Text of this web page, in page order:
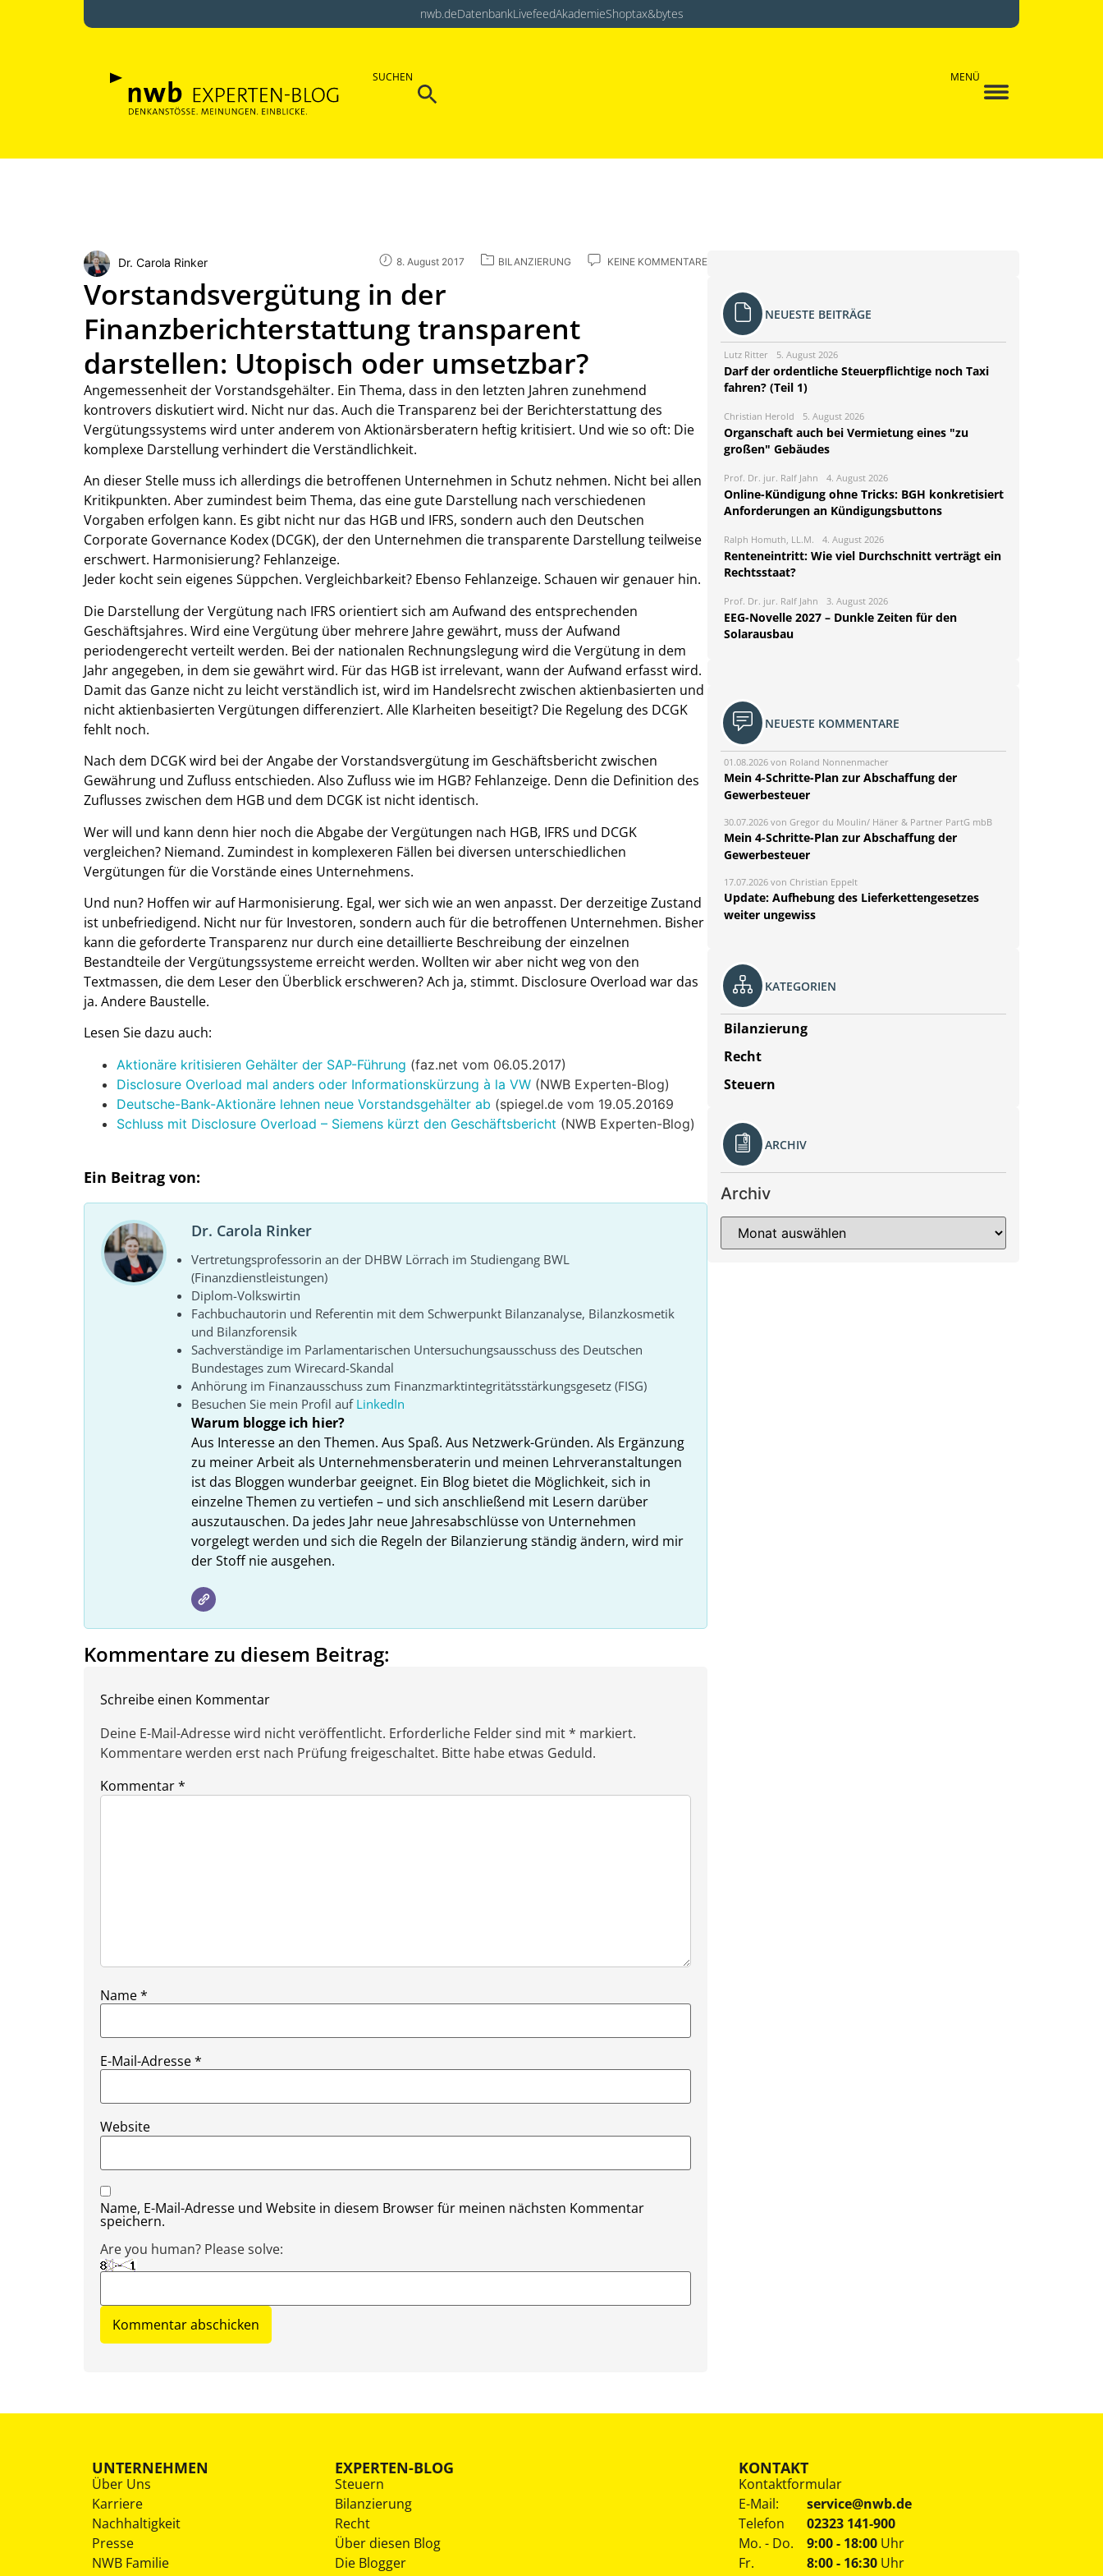
nwb.deDatenbankLivefeedAkademieShoptax&bytes
SUCHEN
Search
MENÜ
Dr. Carola Rinker 8. August 2017 BILANZIERUNG KEINE KOMMENTARE
Vorstandsvergütung in der
Finanzberichterstattung transparent
darstellen: Utopisch oder umsetzbar?
Angemessenheit der Vorstandsgehälter. Ein Thema, dass in den letzten Jahren zunehmend
kontrovers diskutiert wird. Nicht nur das. Auch die Transparenz bei der Berichterstattung des
Vergütungssystems wird unter anderem von Aktionärsberatern heftig kritisiert. Und wie so oft: Die
komplexe Darstellung verhindert die Verständlichkeit.
An dieser Stelle muss ich allerdings die betroffenen Unternehmen in Schutz nehmen. Nicht bei allen
Kritikpunkten. Aber zumindest beim Thema, das eine gute Darstellung nach verschiedenen
Vorgaben erfolgen kann. Es gibt nicht nur das HGB und IFRS, sondern auch den Deutschen
Corporate Governance Kodex (DCGK), der den Unternehmen die transparente Darstellung teilweise
erschwert. Harmonisierung? Fehlanzeige.
Jeder kocht sein eigenes Süppchen. Vergleichbarkeit? Ebenso Fehlanzeige. Schauen wir genauer hin.
Die Darstellung der Vergütung nach IFRS orientiert sich am Aufwand des entsprechenden
Geschäftsjahres. Wird eine Vergütung über mehrere Jahre gewährt, muss der Aufwand
periodengerecht verteilt werden. Bei der nationalen Rechnungslegung wird die Vergütung in dem
Jahr angegeben, in dem sie gewährt wird. Für das HGB ist irrelevant, wann der Aufwand erfasst wird.
Damit das Ganze nicht zu leicht verständlich ist, wird im Handelsrecht zwischen aktienbasierten und
nicht aktienbasierten Vergütungen differenziert. Alle Klarheiten beseitigt? Die Regelung des DCGK
fehlt noch.
Nach dem DCGK wird bei der Angabe der Vorstandsvergütung im Geschäftsbericht zwischen
Gewährung und Zufluss entschieden. Also Zufluss wie im HGB? Fehlanzeige. Denn die Definition des
Zuflusses zwischen dem HGB und dem DCGK ist nicht identisch.
Wer will und kann denn hier noch die Abgabe der Vergütungen nach HGB, IFRS und DCGK
vergleichen? Niemand. Zumindest in komplexeren Fällen bei diversen unterschiedlichen
Vergütungen für die Vorstände eines Unternehmens.
Und nun? Hoffen wir auf Harmonisierung. Egal, wer sich wie an wen anpasst. Der derzeitige Zustand
ist unbefriedigend. Nicht nur für Investoren, sondern auch für die betroffenen Unternehmen. Bisher
kann die geforderte Transparenz nur durch eine detaillierte Beschreibung der einzelnen
Bestandteile der Vergütungssysteme erreicht werden. Wollten wir aber nicht weg von den
Textmassen, die dem Leser den Überblick erschweren? Ach ja, stimmt. Disclosure Overload war das
ja. Andere Baustelle.
Lesen Sie dazu auch:
Aktionäre kritisieren Gehälter der SAP-Führung (faz.net vom 06.05.2017)
Disclosure Overload mal anders oder Informationskürzung à la VW (NWB Experten-Blog)
Deutsche-Bank-Aktionäre lehnen neue Vorstandsgehälter ab (spiegel.de vom 19.05.20169
Schluss mit Disclosure Overload – Siemens kürzt den Geschäftsbericht (NWB Experten-Blog)
Ein Beitrag von:
Dr. Carola Rinker
Vertretungsprofessorin an der DHBW Lörrach im Studiengang BWL
(Finanzdienstleistungen)
Diplom-Volkswirtin
Fachbuchautorin und Referentin mit dem Schwerpunkt Bilanzanalyse, Bilanzkosmetik
und Bilanzforensik
Sachverständige im Parlamentarischen Untersuchungsausschuss des Deutschen
Bundestages zum Wirecard-Skandal
Anhörung im Finanzausschuss zum Finanzmarktintegritätsstärkungsgesetz (FISG)
Besuchen Sie mein Profil auf LinkedIn
Warum blogge ich hier?
Aus Interesse an den Themen. Aus Spaß. Aus Netzwerk-Gründen. Als Ergänzung
zu meiner Arbeit als Unternehmensberaterin und meinen Lehrveranstaltungen
ist das Bloggen wunderbar geeignet. Ein Blog bietet die Möglichkeit, sich in
einzelne Themen zu vertiefen – und sich anschließend mit Lesern darüber
auszutauschen. Da jedes Jahr neue Jahresabschlüsse von Unternehmen
vorgelegt werden und sich die Regeln der Bilanzierung ständig ändern, wird mir
der Stoff nie ausgehen.
Kommentare zu diesem Beitrag:
Schreibe einen Kommentar
Deine E-Mail-Adresse wird nicht veröffentlicht. Erforderliche Felder sind mit * markiert.
Kommentare werden erst nach Prüfung freigeschaltet. Bitte habe etwas Geduld.
Kommentar*
Name*
E-Mail-Adresse*
Website
Name, E-Mail-Adresse und Website in diesem Browser für meinen nächsten Kommentar
speichern.
Are you human? Please solve:
NEUESTE BEITRÄGE
Lutz Ritter 5. August 2026
Darf der ordentliche Steuerpflichtige noch Taxi
fahren? (Teil 1)
Christian Herold 5. August 2026
Organschaft auch bei Vermietung eines "zu
großen" Gebäudes
Prof. Dr. jur. Ralf Jahn 4. August 2026
Online-Kündigung ohne Tricks: BGH konkretisiert
Anforderungen an Kündigungsbuttons
Ralph Homuth, LL.M. 4. August 2026
Renteneintritt: Wie viel Durchschnitt verträgt ein
Rechtsstaat?
Prof. Dr. jur. Ralf Jahn 3. August 2026
EEG-Novelle 2027 – Dunkle Zeiten für den
Solarausbau
NEUESTE KOMMENTARE
01.08.2026 von Roland Nonnenmacher
Mein 4-Schritte-Plan zur Abschaffung der
Gewerbesteuer
30.07.2026 von Gregor du Moulin/ Häner & Partner PartG mbB
Mein 4-Schritte-Plan zur Abschaffung der
Gewerbesteuer
17.07.2026 von Christian Eppelt
Update: Aufhebung des Lieferkettengesetzes
weiter ungewiss
KATEGORIEN
Bilanzierung
Recht
Steuern
ARCHIV
Archiv
UNTERNEHMEN
Über Uns
Karriere
Nachhaltigkeit
Presse
NWB Familie
EXPERTEN-BLOG
Steuern
Bilanzierung
Recht
Über diesen Blog
Die Blogger
KONTAKT
Kontaktformular
E-Mail:
service@nwb.de
Telefon
02323 141-900
Mo. - Do.
Fr.
9:00 - 18:00 Uhr
8:00 - 16:30 Uhr